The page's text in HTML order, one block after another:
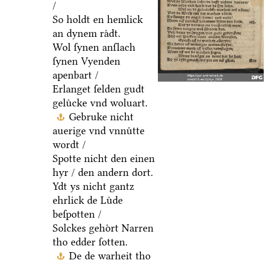
/
So holdt en hemlick
an dynem raͤdt.
Wol ſynen anſlach
ſynen Vyenden
apenbart /
Erlanget ſelden gudt
geluͤcke vnd woluart.
Gebruke nicht
auerige vnd vnnuͤtte
wordt /
Spotte nicht den einen
hyr / den andern dort.
Ydt ys nicht gantz
ehrlick de Luͤde
beſpotten /
Solckes gehoͤrt Narren
tho edder ſotten.
De de warheit tho